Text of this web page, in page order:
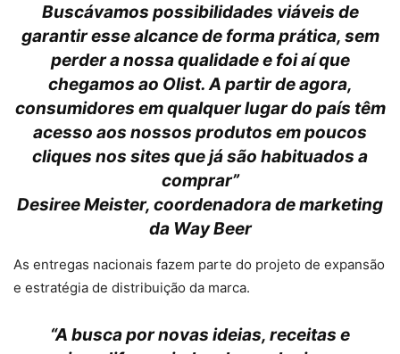
Buscávamos possibilidades viáveis de
garantir esse alcance de forma prática, sem
perder a nossa qualidade e foi aí que
chegamos ao Olist. A partir de agora,
consumidores em qualquer lugar do país têm
acesso aos nossos produtos em poucos
cliques nos sites que já são habituados a
comprar”
Desiree Meister, coordenadora de marketing
da Way Beer
As entregas nacionais fazem parte do projeto de expansão
e estratégia de distribuição da marca.
“A busca por novas ideias, receitas e